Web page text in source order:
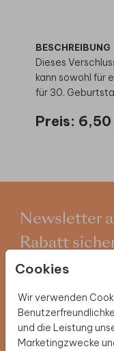
Cookies
Wir verwenden
und die Leistung
Marketingzwecke
BESCHREIBUNG
Dieses
kann sowohl für
für 30.
Preis: 6,50
Newsletter
Rabatt
Melde dich für
spannende
Dankeschön
Bestellung.